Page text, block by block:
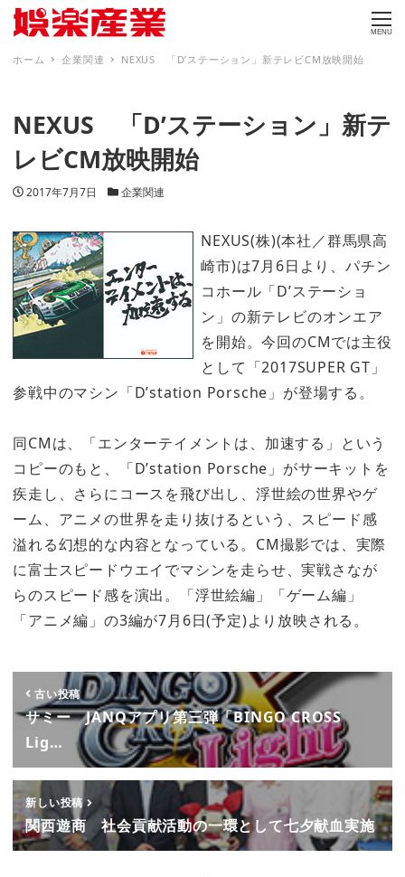
MENU
ホーム 企業関連 NEXUS 「D’ステーション」新テレビCM放映開始
NEXUS 「D’ステーション」新テ
レビCM放映開始
投稿日
2017年7月7日 カテゴリー
企業関連
NEXUS(株)(本社／群馬県高
崎市)は7月6日より、パチン
コホール「D’ステーショ
ン」の新テレビのオンエア
を開始。今回のCMでは主役
として「2017SUPER GT」
参戦中のマシン「D’station Porsche」が登場する。
同CMは、「エンターテイメントは、加速する」という
コピーのもと、「D’station Porsche」がサーキットを
疾走し、さらにコースを飛び出し、浮世絵の世界やゲ
ーム、アニメの世界を走り抜けるという、スピード感
溢れる幻想的な内容となっている。CM撮影では、実際
に富士スピードウエイでマシンを走らせ、実戦さなが
らのスピード感を演出。「浮世絵編」「ゲーム編」
「アニメ編」の3編が7月6日(予定)より放映される。
古い投稿
サミー JANQアプリ第三弾「BINGO CROSS
Lig…
新しい投稿
関西遊商 社会貢献活動の一環として七夕献血実施